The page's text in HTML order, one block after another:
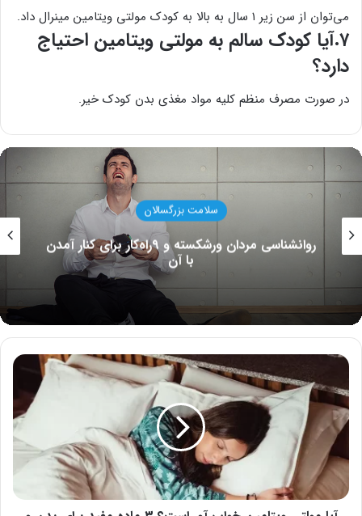
می‌توان از سن زیر ۱ سال به بالا به کودک مولتی ویتامین مینرال داد.
۷.آیا کودک سالم به مولتی ویتامین احتیاج
دارد؟
در صورت مصرف منظم کلیه مواد مغذی بدن کودک خیر.
سلامت بزرگسالان
روانشناسی مردان ورشکسته و ۹راه‌کار برای کنار آمدن
با آن
آیا
ویتامین
خواب
آور
است؟
۳
ماده
مفید